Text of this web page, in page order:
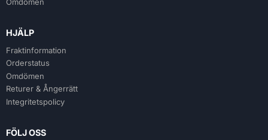
HJÄLP
Fraktinformation
Orderstatus
Omdömen
Returer & Ångerrätt
Integritetspolicy
FÖLJ OSS